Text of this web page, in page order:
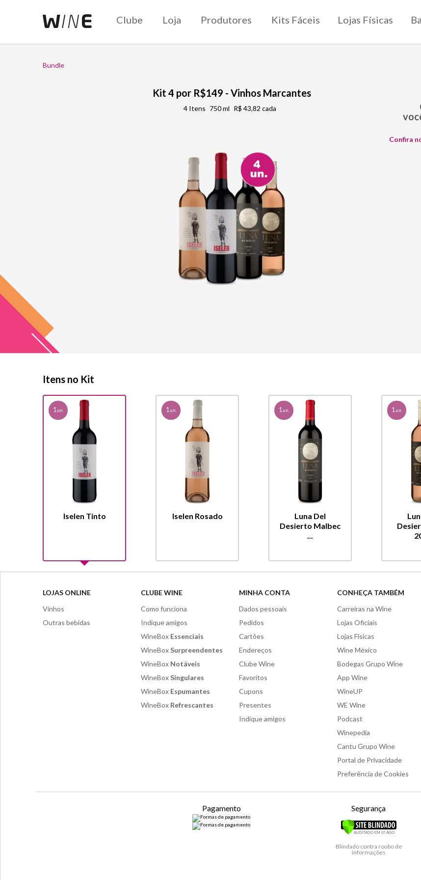
Clube Loja Produtores Kits Fáceis Lojas Físicas
Bundle
Kit 4 por R$149 - Vinhos Marcantes
4 Itens 750 ml R$ 43,82 cada
Confira
Itens no Kit
1un.
Iselen Tinto
1un.
Iselen Rosado
1un.
Luna Del
Desierto Malbec
...
1un.
LOJAS ONLINE
Vinhos
Outras bebidas
CLUBE WINE
Como funciona
Indique amigos
WineBox Essenciais
WineBoxSurpreendentes
WineBox Notáveis
WineBoxSingulares
WineBox Espumantes
WineBox Refrescantes
MINHA CONTA
Dados pessoais
Pedidos
Cartões
Endereços
Clube Wine
Favoritos
Cupons
Presentes
Indique amigos
CONHEÇA TAMBÉM
Carreiras na Wine
Lojas Oficiais
Lojas Físicas
Wine México
Bodegas Grupo Wine
App Wine
WineUP
WE Wine
Podcast
Winepedia
Cantu Grupo Wine
Portal de Privacidade
Preferência de Cookies
Pagamento Segurança
Blindado contra roubo de
informações